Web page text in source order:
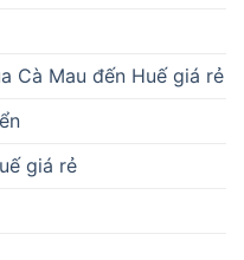
Cà Mau đến Huế giá rẻ
giá rẻ